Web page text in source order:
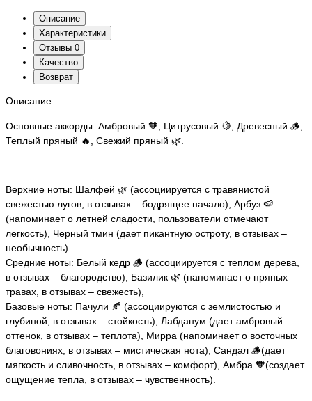
Описание
Характеристики
Отзывы 0
Качество
Возврат
Описание
Основные аккорды: Амбровый 🧡, Цитрусовый 🍋, Древесный 🪵,
Теплый пряный 🔥, Свежий пряный 🌿.
Верхние ноты: Шалфей 🌿 (ассоциируется с травянистой
свежестью лугов, в отзывах – бодрящее начало), Арбуз 🍉
(напоминает о летней сладости, пользователи отмечают
легкость), Черный тмин (дает пикантную остроту, в отзывах –
необычность).
Средние ноты: Белый кедр 🪵 (ассоциируется с теплом дерева,
в отзывах – благородство), Базилик 🌿 (напоминает о пряных
травах, в отзывах – свежесть),
Базовые ноты: Пачули 🍂 (ассоциируются с землистостью и
глубиной, в отзывах – стойкость), Лабданум (дает амбровый
оттенок, в отзывах – теплота), Мирра (напоминает о восточных
благовониях, в отзывах – мистическая нота), Сандал 🪵(дает
мягкость и сливочность, в отзывах – комфорт), Амбра 🧡(создает
ощущение тепла, в отзывах – чувственность).